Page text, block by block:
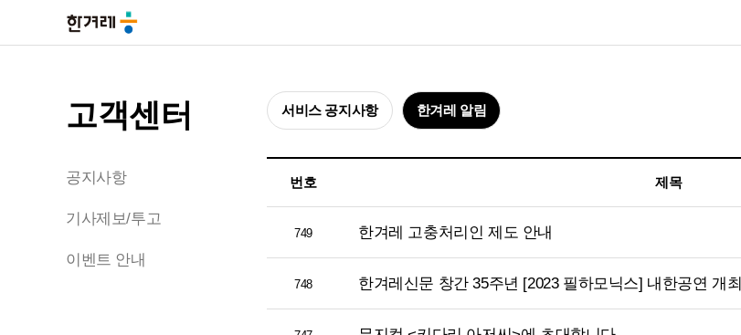
고객센터
공지사항
기사제보/투고
이벤트 안내
서비스 공지사항 한겨레 알림
번호 제목
749 한겨레 고충처리인 제도 안내
748 한겨레신문 창간 35주년 [2023 필하모닉스] 내한공연 개최